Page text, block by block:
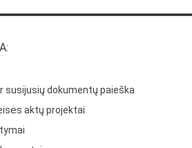
susijusių dokumentų paieška
aktų projektai